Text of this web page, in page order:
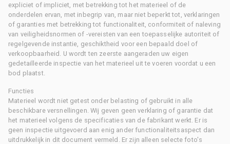
expliciet of impliciet, met betrekking tot het materieel of de
onderdelen ervan, met inbegrip van, maar niet beperkt tot, verklaringen
of garanties met betrekking tot functionaliteit, conformiteit of naleving
van veiligheidsnormen of -vereisten van een toepasselijke autoriteit of
regelgevende instantie, geschiktheid voor een bepaald doel of
verkoopbaarheid. U wordt ten zeerste aangeraden uw eigen
gedetailleerde inspectie van het materieel uit te voeren voordat u een
bod plaatst.
Functies
Materieel wordt niet getest onder belasting of gebruikt in alle
beschikbare versnellingen. Wij geven geen verklaring of garantie dat
het materieel volgens de specificaties van de fabrikant werkt. Er is
geen inspectie uitgevoerd aan enig ander functionaliteitsaspect dan
uitdrukkelijk in dit document vermeld. Er zijn alleen selecte foto's